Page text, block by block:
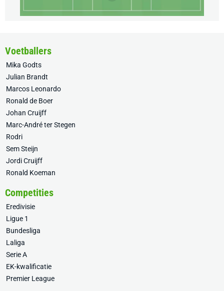
Voetballers
Mika Godts
Julian Brandt
Marcos Leonardo
Ronald de Boer
Johan Cruijff
Marc-André ter Stegen
Rodri
Sem Steijn
Jordi Cruijff
Ronald Koeman
Competities
Eredivisie
Ligue 1
Bundesliga
Laliga
Serie A
EK-kwalificatie
Premier League